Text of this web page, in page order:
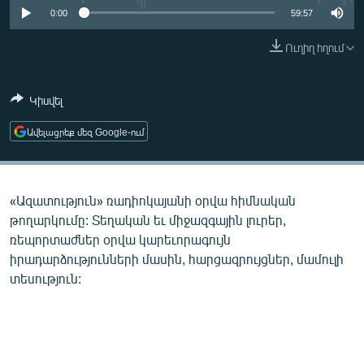
ՄԻՋԱԶԳԱՅԻՆ
ՄԵԿՆԱԲԱՆՈՒԹՅՈՒՆ
ՏՏ ԵՒ ԻՆՏԵՐՆԵՏ
ԿՈՐՈՆԱՎԻՐՈՒՍ
ՏԵՍԱՆՅՈՒԹԵՐ
ԲԱՆԱՎԵՃ
ՁԳՏԵԼՈՎ ԼԱՎԱԳՈՒՅՆԻՆ
0:00 59:57
Ուղիղ հղում
Կիսվել
Ավելացրեք մեզ Google-ում
«Ազատություն» ռադիոկայանի օրվա հիմնական
թողարկումը: Տեղական եւ միջազգային լուրեր,
ռեպորտաժներ օրվա կարեւորագույն
իրադարձությունների մասին, հարցազրույցներ, մամուլի
տեսություն: